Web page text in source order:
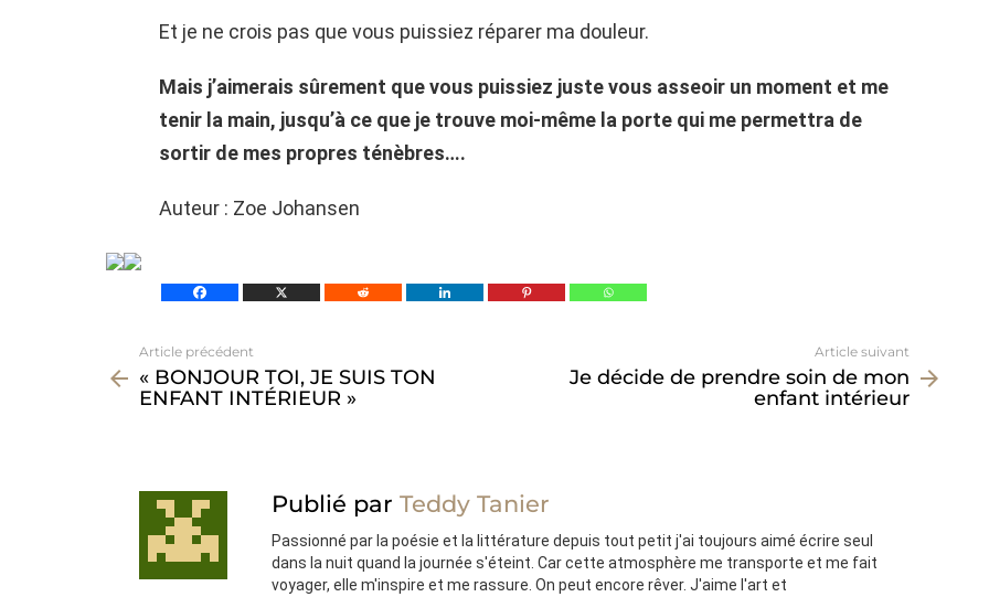
Et je ne crois pas que vous puissiez réparer ma douleur.
Mais j’aimerais sûrement que vous puissiez juste vous asseoir un moment et me
tenir la main, jusqu’à ce que je trouve moi-même la porte qui me permettra de
sortir de mes propres ténèbres….
Auteur : Zoe Johansen
plus
Article précédent
« BONJOUR TOI, JE SUIS TON
ENFANT INTÉRIEUR »
Article suivant
Je décide de prendre soin de mon
enfant intérieur
Publié par Teddy Tanier
Passionné par la poésie et la littérature depuis tout petit j'ai toujours aimé écrire seul
dans la nuit quand la journée s'éteint. Car cette atmosphère me transporte et me fait
voyager, elle m'inspire et me rassure. On peut encore rêver. J'aime l'art et